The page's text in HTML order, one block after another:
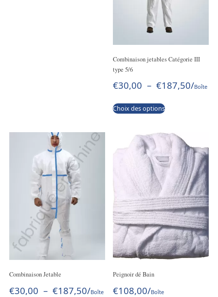
Combinaison jetables Catégorie III
type 5/6
€30,00 – €187,50/Boîte
Choix des options
Combinaison Jetable
€30,00 – €187,50/Boîte
Peignoir dé Bain
€108,00/Boîte